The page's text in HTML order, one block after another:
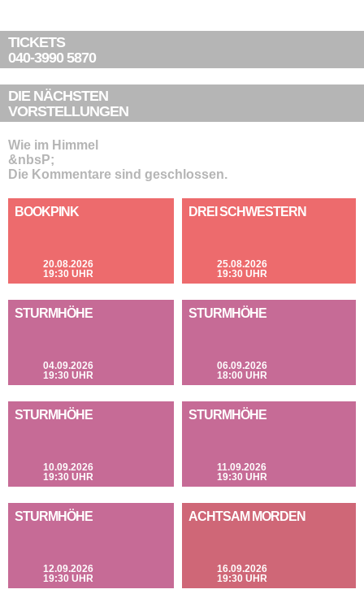
TICKETS
040-3990 5870
DIE NÄCHSTEN
VORSTELLUNGEN
Wie im Himmel
&nbsP;
Die Kommentare sind geschlossen.
BOOKPINK
20.08.2026
19:30 UHR
DREI SCHWESTERN
25.08.2026
19:30 UHR
STURMHÖHE
04.09.2026
19:30 UHR
STURMHÖHE
06.09.2026
18:00 UHR
STURMHÖHE
10.09.2026
19:30 UHR
STURMHÖHE
11.09.2026
19:30 UHR
STURMHÖHE
12.09.2026
19:30 UHR
ACHTSAM MORDEN
16.09.2026
19:30 UHR